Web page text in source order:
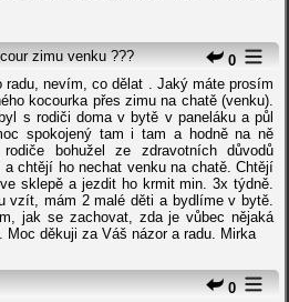
0
zimu venku ???
radu, nevím, co dělat . Jaký máte prosím
kocourka přes zimu na chatě (venku).
s rodiči doma v bytě v paneláku a půl
spokojený tam i tam a hodně na ně
bohužel ze zdravotních důvodů
chtějí ho nechat venku na chatě. Chtějí
sklepě a jezdit ho krmit min. 3x týdně.
vzít, mám 2 malé děti a bydlíme v bytě.
jak se zachovat, zda je vůbec nějaká
děkuji za Váš názor a radu. Mirka
0